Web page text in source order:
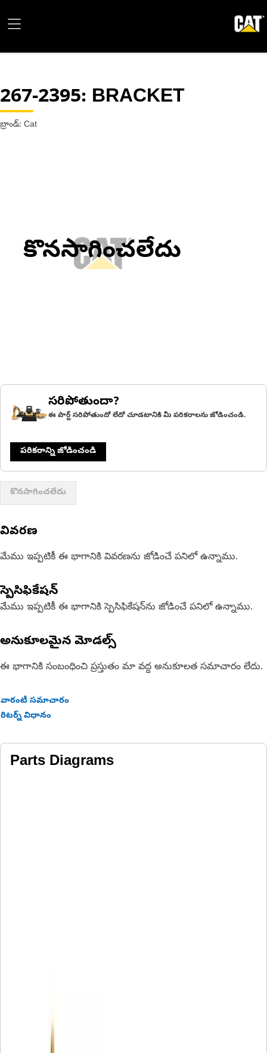
267-2395: BRACKET
బ్రాండ్: Cat
కొనసాగించలేదు
సరిపోతుందా?
ఈ పార్ట్ సరిపోతుందో లేదో చూడటానికి మీ పరికరాలను జోడించండి.
పరికరాన్ని జోడించండి
కొనసాగించలేదు
వివరణ
మేము ఇప్పటికీ ఈ భాగానికి వివరణను జోడించే పనిలో ఉన్నాము.
స్పెసిఫికేషన్
మేము ఇప్పటికీ ఈ భాగానికి స్పెసిఫికేషన్‌ను జోడించే పనిలో ఉన్నాము.
అనుకూలమైన మోడల్స్
ఈ భాగానికి సంబంధించి ప్రస్తుతం మా వద్ద అనుకూలత సమాచారం లేదు.
వారంటీ సమాచారం
రిటర్న్ విధానం
Parts Diagrams